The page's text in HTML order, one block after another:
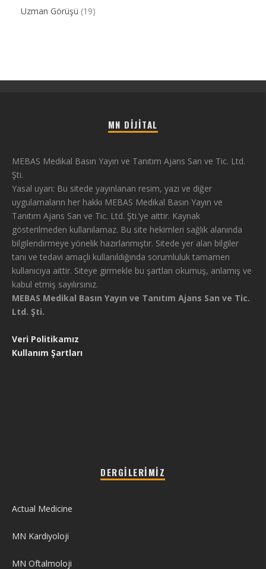
Uzman Görüşü (19)
MN DIJITAL
MEBAS Medikal Basın Yayın ve Tanıtım Ajans San ve Tic. Ltd.
Şti.
Yasal uyarı: Bu sitede yayınlanan resim, yazı ve diğer
uygulamaların her hakkı MEBAS Medikal Basın Yayın ve
Tanıtım Ajans San ve Tic. Ltd. Şti.’ye aittir. Kaynak
gösterilmeden kullanılamaz. Bu site hekimleri sağlık alanında
bilgilendirmeye yönelik hazırlanmıştır. Sitede yer alan bilgiler
tanı ve tedavi amaçlı kullanıldığında sorumluluk tamamen
kullanıcıya aittir. Siteye girmekle bu şartları okumuş, anlamış ve
kabul etmiş sayılırsınız.
MEBAS Medikal Basın Yayın ve Tanıtım Ajans San ve Tic.
Ltd. Şti.
Veri Politikamız
Kullanım Şartları
DERGILERIMIZ
Actual Medicine
MN Kardiyoloji
MN Oftalmoloji